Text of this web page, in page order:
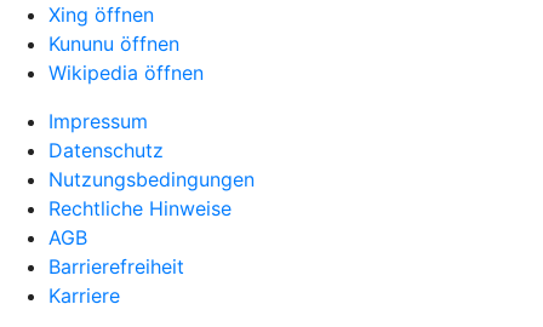
Xing öffnen
Kununu öffnen
Wikipedia öffnen
Impressum
Datenschutz
Nutzungsbedingungen
Rechtliche Hinweise
AGB
Barrierefreiheit
Karriere